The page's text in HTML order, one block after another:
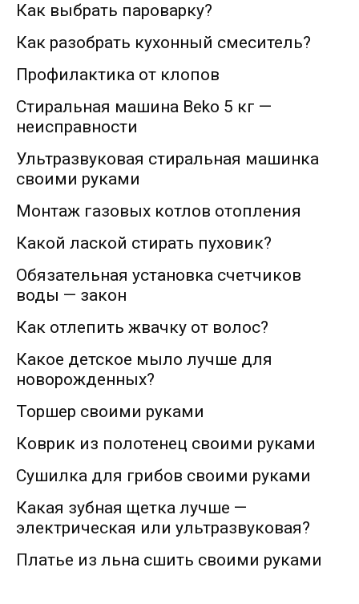
Как выбрать пароварку?
Как разобрать кухонный смеситель?
Профилактика от клопов
Стиральная машина Beko 5 кг —
неисправности
Ультразвуковая стиральная машинка
своими руками
Монтаж газовых котлов отопления
Какой лаской стирать пуховик?
Обязательная установка счетчиков
воды — закон
Как отлепить жвачку от волос?
Какое детское мыло лучше для
новорожденных?
Торшер своими руками
Коврик из полотенец своими руками
Сушилка для грибов своими руками
Какая зубная щетка лучше —
электрическая или ультразвуковая?
Платье из льна сшить своими руками